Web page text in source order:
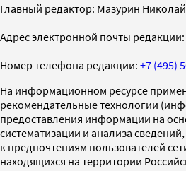
Главный редактор: Мазурин
Адрес электронной почты редакции:
Номер телефона редакции: +7 (495)
На информационном ресурсе
рекомендательные технологии
предоставления информации на
систематизации и анализа
к предпочтениям пользователей
находящихся на территории